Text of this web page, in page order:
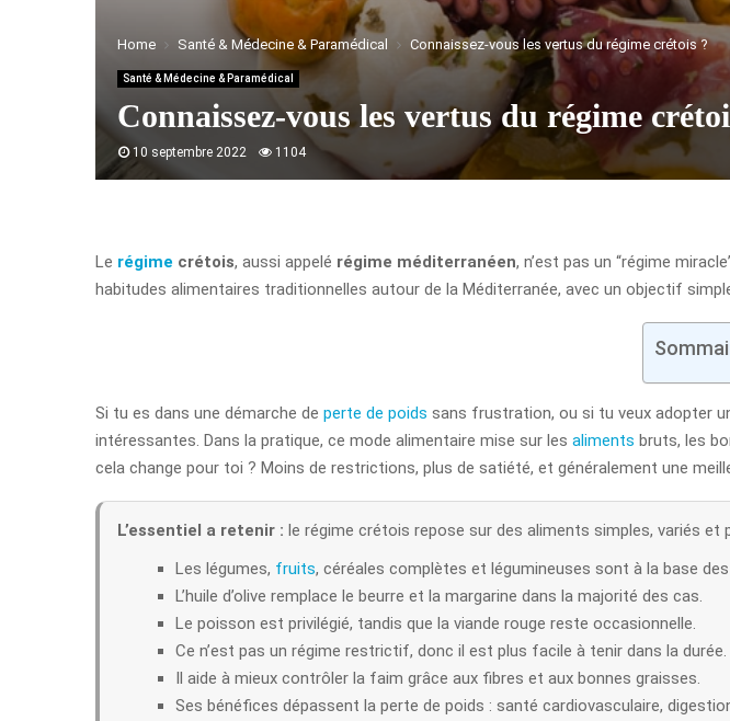
Home Santé & Médecine & Paramédical Connaissez-vous les vertus du régime crétois ?
Santé & Médecine & Paramédical
Connaissez-vous les vertus du régime
10 septembre 2022 1104
Le régime crétois, aussi appelé régime méditerranéen, n’est pas un “régime
habitudes alimentaires traditionnelles autour de la Méditerranée, avec un objectif
Si tu es dans une démarche de perte de poids sans frustration, ou si tu veux adopter
intéressantes. Dans la pratique, ce mode alimentaire mise sur les aliments bruts, les
cela change pour toi ? Moins de restrictions, plus de satiété, et généralement une
L’essentiel a retenir : le régime crétois repose sur des aliments simples, variés et
Les légumes, fruits, céréales complètes et légumineuses sont à la base des
L’huile d’olive remplace le beurre et la margarine dans la majorité des cas.
Le poisson est privilégié, tandis que la viande rouge reste occasionnelle.
Ce n’est pas un régime restrictif, donc il est plus facile à tenir dans la durée.
Il aide à mieux contrôler la faim grâce aux fibres et aux bonnes graisses.
Ses bénéfices dépassent la perte de poids : santé cardiovasculaire,